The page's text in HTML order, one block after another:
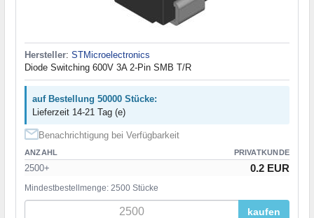
Hersteller: STMicroelectronics
Diode Switching 600V 3A 2-Pin SMB T/R
auf Bestellung 50000 Stücke:
Lieferzeit 14-21 Tag (e)
Benachrichtigung bei Verfügbarkeit
ANZAHL PRIVATKUNDE
2500+ 0.2 EUR
Mindestbestellmenge: 2500 Stücke
kaufen